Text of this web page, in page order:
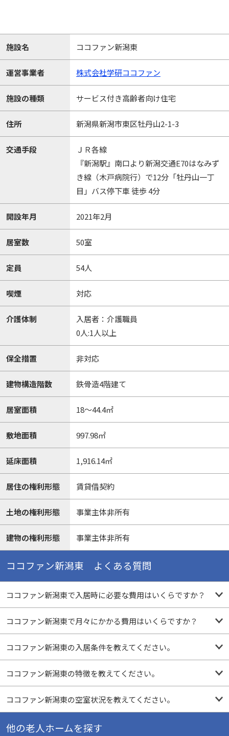
施設名 ココファン新潟東
運営事業者 株式会社学研ココファン
施設の種類 サービス付き高齢者向け住宅
住所 新潟県新潟市東区牡丹山2-1-3
交通手段
ＪＲ各線
『新潟駅』南口より新潟交通E70はなみず
き線（木戸病院行）で12分「牡丹山一丁
目」バス停下車 徒歩 4分
開設年月 2021年2月
居室数 50室
定員 54人
喫煙 対応
介護体制
入居者：介護職員
0人:1人以上
保全措置 非対応
建物構造階数 鉄骨造4階建て
居室面積 18～44.4㎡
敷地面積 997.98㎡
延床面積 1,916.14㎡
居住の権利形態 賃貸借契約
土地の権利形態 事業主体非所有
建物の権利形態 事業主体非所有
ココファン新潟東 よくある質問
ココファン新潟東で入居時に必要な費用はいくらですか？
ココファン新潟東で月々にかかる費用はいくらですか？
ココファン新潟東の入居条件を教えてください。
ココファン新潟東の特徴を教えてください。
ココファン新潟東の空室状況を教えてください。
他の老人ホームを探す